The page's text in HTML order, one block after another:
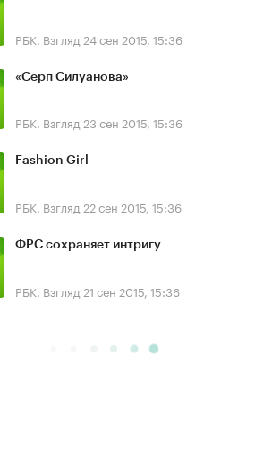
РБК. Взгляд 24 сен 2015, 15:36
«Серп Силуанова»
РБК. Взгляд 23 сен 2015, 15:36
Fashion Girl
РБК. Взгляд 22 сен 2015, 15:36
ФРС сохраняет интригу
РБК. Взгляд 21 сен 2015, 15:36